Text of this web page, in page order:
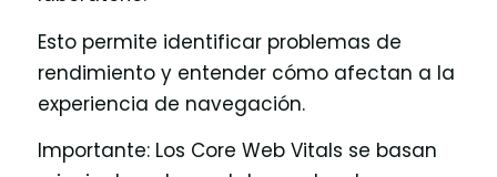
Esto permite identificar problemas de
rendimiento y entender cómo afectan a la
experiencia de navegación.
Importante: Los Core Web Vitals se basan